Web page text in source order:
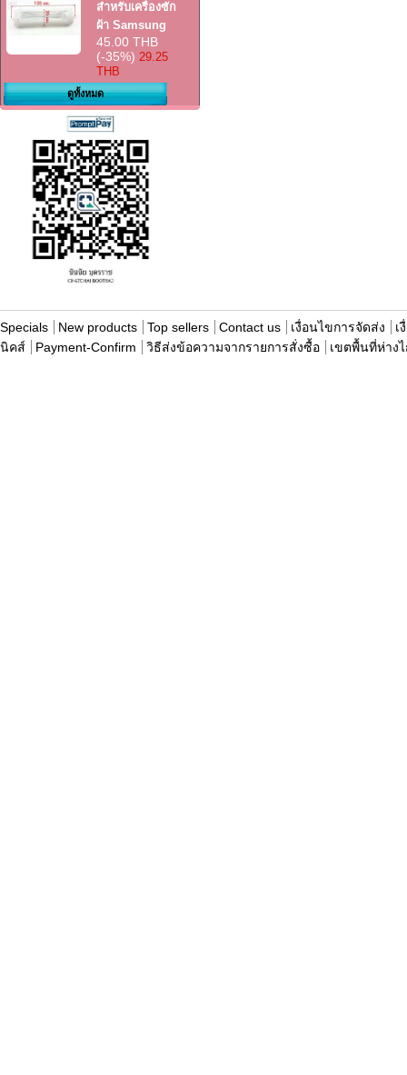
สำหรับเครื่องซัก
ผ้า Samsung
45.00 THB
(-35%) 29.25
THB
ดูทั้งหมด
Specials New products Top sellers Contact us เงื่อนไขการจัดส่ง
เ
นิคส์
Payment-Confirm วิธีส่งข้อความจากรายการสั่งซื้อ เขตพื้นที่ห่าง